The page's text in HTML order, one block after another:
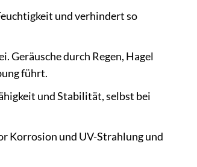
und verhindert so
Geräusche durch Regen, Hagel
führt.
und Stabilität, selbst bei
Korrosion und UV-Strahlung und